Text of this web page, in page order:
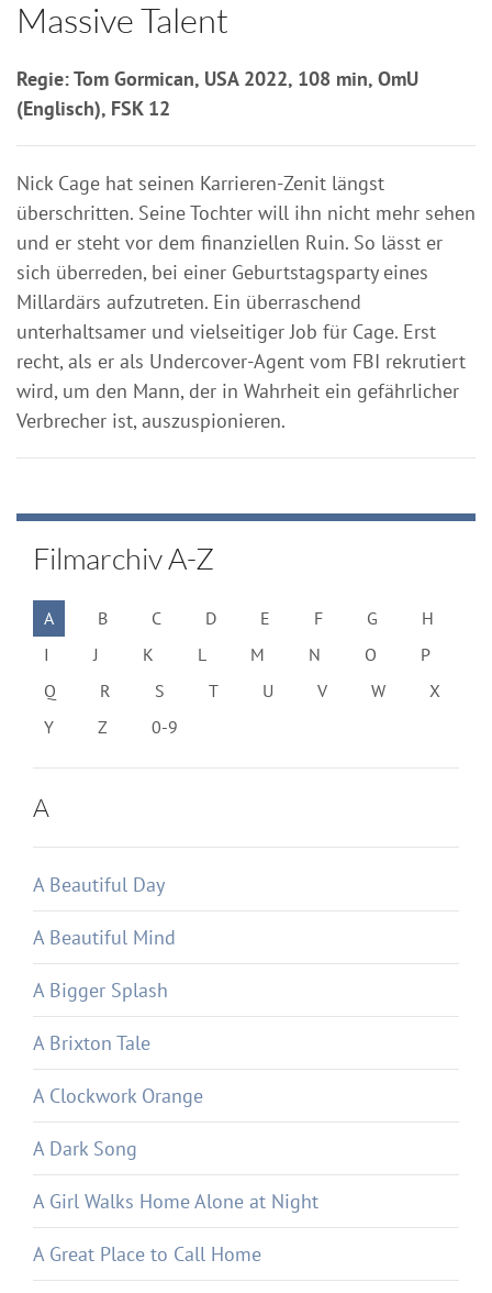
Massive Talent
Regie: Tom Gormican, USA 2022, 108 min, OmU
(Englisch), FSK 12
Nick Cage hat seinen Karrieren-Zenit längst
überschritten. Seine Tochter will ihn nicht mehr sehen
und er steht vor dem finanziellen Ruin. So lässt er
sich überreden, bei einer Geburtstagsparty eines
Millardärs aufzutreten. Ein überraschend
unterhaltsamer und vielseitiger Job für Cage. Erst
recht, als er als Undercover-Agent vom FBI rekrutiert
wird, um den Mann, der in Wahrheit ein gefährlicher
Verbrecher ist, auszuspionieren.
Filmarchiv A-Z
A B C D E F G
H
I
J K L M N O
P
Q
R S T U V W
X
Y
Z 0-9
A
A Beautiful Day
A Beautiful Mind
A Bigger Splash
A Brixton Tale
A Clockwork Orange
A Dark Song
A Girl Walks Home Alone at Night
A Great Place to Call Home